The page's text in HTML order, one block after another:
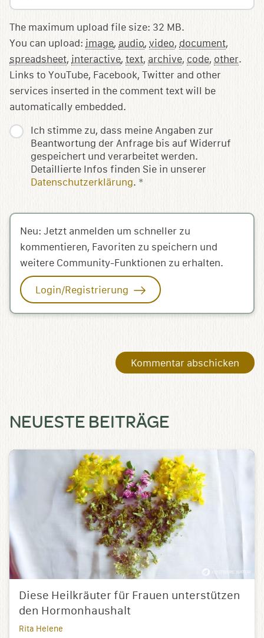
Ich stimme zu, dass meine Angaben zur
Beantwortung der Anfrage bis auf Widerruf
gespeichert und verarbeitet werden.
Detaillierte Infos finden Sie in unserer
Datenschutzerklärung. *
The maximum upload file size: 32 MB.
You can upload: image, audio, video, document,
spreadsheet, interactive, text, archive, code, other.
Links to YouTube, Facebook, Twitter and other
services inserted in the comment text will be
automatically embedded.
Neu: Jetzt anmelden um schneller zu
kommentieren, Favoriten zu speichern und
weitere Community-Funktionen zu erhalten.
Login/Registrierung
NEUESTE BEITRÄGE
Diese Heilkräuter für Frauen unterstützen
den Hormonhaushalt
Rita Helene